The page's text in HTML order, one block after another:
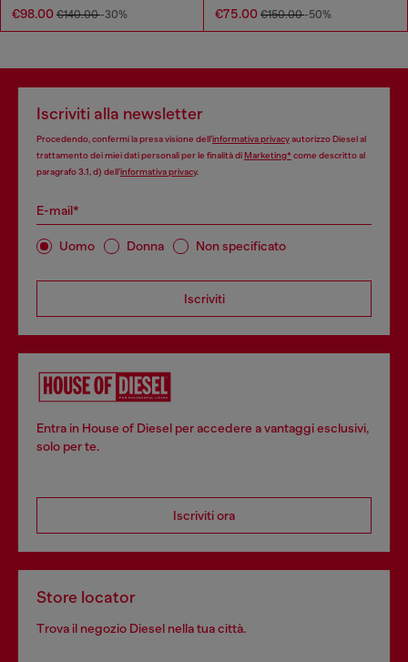
€98.00 €140.00-30% €75.00 €150.00-50%
Iscriviti alla newsletter
Procedendo, confermi la presa visione dell’informativa privacyautorizzo Diesel al
trattamento dei miei dati personali per le finalità diMarketing*come descritto al
paragrafo 3.1, d) dell’informativa privacy.
E-mail*
Uomo Donna Non specificato
Iscriviti
Entra in House of Diesel per accedere a vantaggi esclusivi,
solo per te.
Iscriviti ora
Store locator
Trova il negozio Diesel nella tua città.